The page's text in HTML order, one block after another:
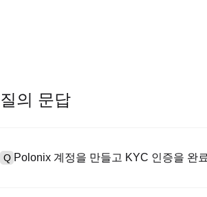
질의 문답
Q Polonix 계정을 만들고 KYC 인증을 완